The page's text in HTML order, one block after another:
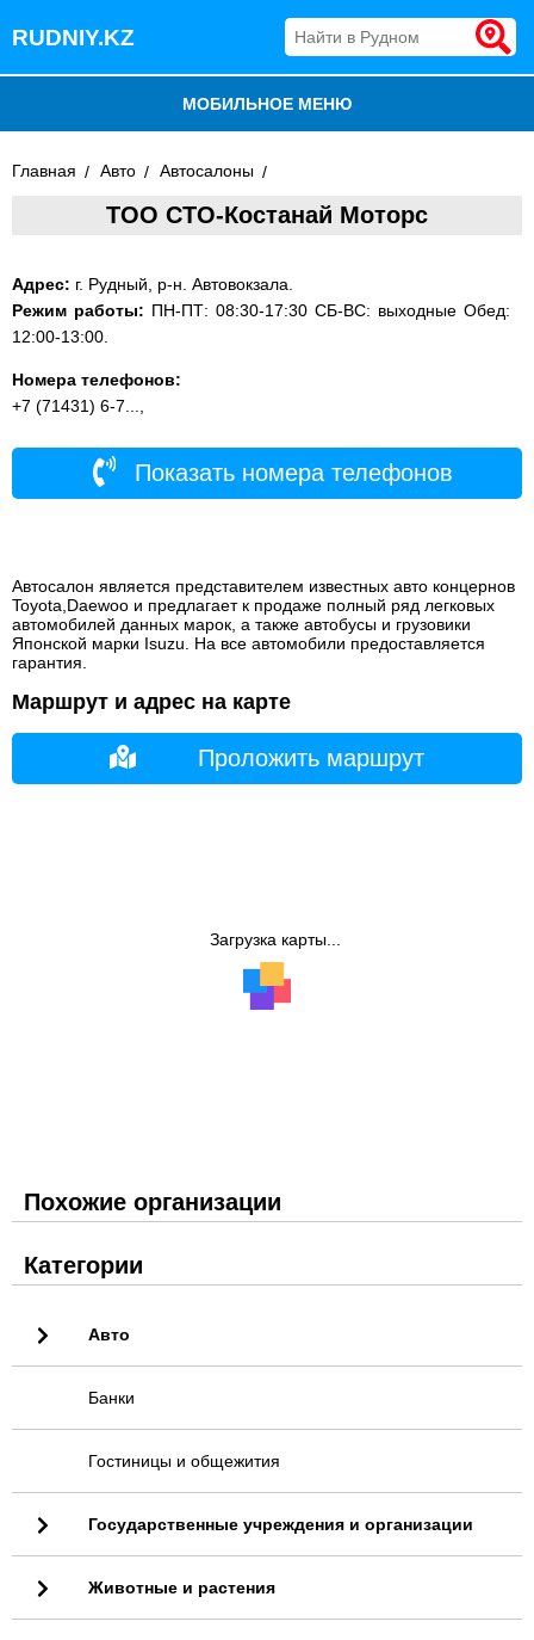
RUDNIY.KZ
МОБИЛЬНОЕ МЕНЮ
ВСЕ ОРГАНИЗАЦИИ
Главная Авто Автосалоны
ТОО СТО-Костанай Моторс
Адрес: г. Рудный, р-н. Автовокзала.
Режим работы: ПН-ПТ: 08:30-17:30 СБ-ВС: выходные Обед:
12:00-13:00.
Номера телефонов:
+7 (71431) 6-7...,
Показать номера телефонов
Автосалон является представителем известных авто концернов
Toyota,Daewoo и предлагает к продаже полный ряд легковых
автомобилей данных марок, а также автобусы и грузовики
Японской марки Isuzu. На все автомобили предоставляется
гарантия.
Маршрут и адрес на карте
Проложить маршрут
Загрузка карты...
Похожие организации
Категории
Авто
Банки
Гостиницы и общежития
Государственные учреждения и организации
Животные и растения